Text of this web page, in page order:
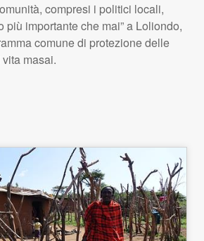
compresi i politici locali,
più importante che mai” a Loliondo,
comune di protezione delle
masai.